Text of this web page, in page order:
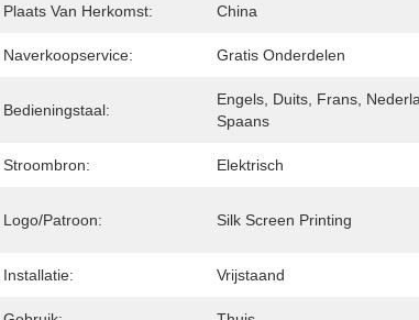
Plaats Van Herkomst: China
Naverkoopservice: Gratis Onderdelen
Bedieningstaal:
Engels, Duits, Frans,
Spaans
Stroombron: Elektrisch
Logo/patroon: Silk Screen Printing
Installatie: Vrijstaand